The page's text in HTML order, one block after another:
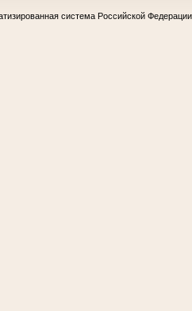
система Российской